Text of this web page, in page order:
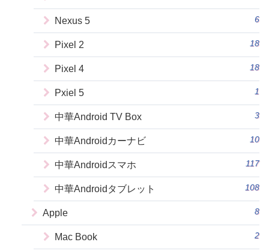
Nexus 5 6
Pixel 2 18
Pixel 4 18
Pxiel 5 1
中華Android TV Box 3
中華Androidカーナビ 10
中華Androidスマホ 117
中華Androidタブレット 108
Apple 8
Mac Book 2